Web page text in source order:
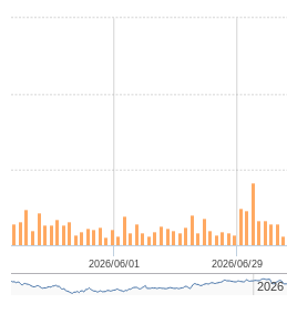
2026/06/01 2026/06/29
2026